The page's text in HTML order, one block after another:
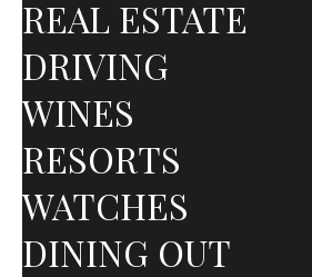
REAL ESTATE
DRIVING
WINES
RESORTS
WATCHES
DINING OUT